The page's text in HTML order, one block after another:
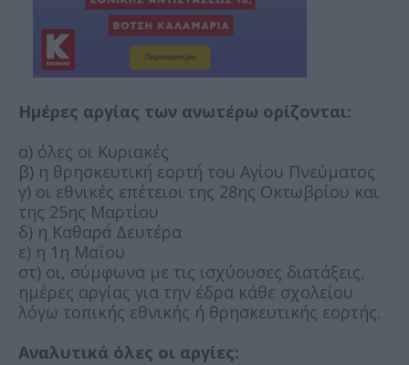
Ημέρες αργίας των ανωτέρω ορίζονται:
α) όλες οι Κυριακές
β) η θρησκευτική́ εορτή́ του Αγίου Πνεύματος
γ) οι εθνικές επέτειοι της 28ης Οκτωβρίου και
της 25ης Μαρτίου
δ) η Καθαρά́ Δευτέρα
ε) η 1η Μαΐου
στ) οι, σύμφωνα με τις ισχύουσες διατάξεις,
ημέρες αργίας για την έδρα κάθε σχολείου
λόγω τοπικής εθνικής ή θρησκευτικής εορτής.
Αναλυτικά όλες οι αργίες: